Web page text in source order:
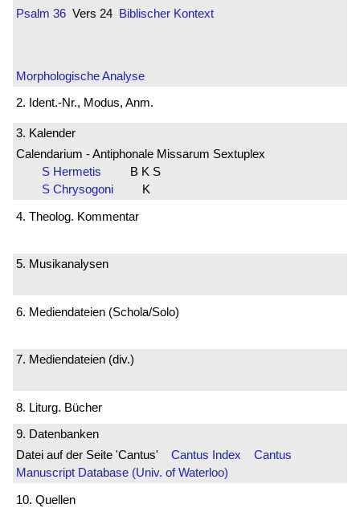
Psalm 36 Vers 24 Biblischer Kontext
Morphologische Analyse
2. Ident.-Nr., Modus, Anm.
3. Kalender
Calendarium - Antiphonale Missarum Sextuplex
S Hermetis
B K S
S Chrysogoni
K
4. Theolog. Kommentar
5. Musikanalysen
6. Mediendateien (Schola/Solo)
7. Mediendateien (div.)
8. Liturg. Bücher
9. Datenbanken
Datei auf der Seite 'Cantus' Cantus Index
Cantus
Manuscript Database (Univ. of Waterloo)
10. Quellen